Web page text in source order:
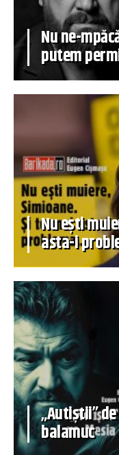
Nu ne-
putem
Nu ești
asta-i
„Autiștii”
balamuc